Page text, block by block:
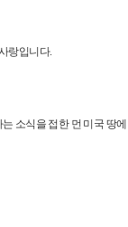
랑입니다.
소식을 접한 먼 미국 땅